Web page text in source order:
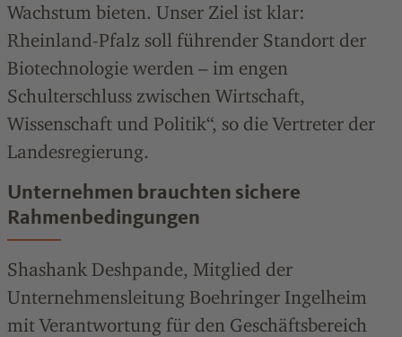
Wachstum bieten. Unser Ziel ist klar:
Rheinland-Pfalz soll führender Standort der
Biotechnologie werden – im engen
Schulterschluss zwischen Wirtschaft,
Wissenschaft und Politik“, so die Vertreter der
Landesregierung.
Unternehmen brauchten sichere
Rahmenbedingungen
Shashank Deshpande, Mitglied der
Unternehmensleitung Boehringer Ingelheim
mit Verantwortung für den Geschäftsbereich